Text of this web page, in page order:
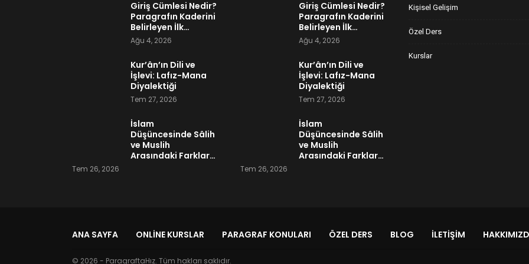
Giriş Cümlesi Nedir?
Paragrafın Kaderini
Belirleyen İlk…
Ağu 4, 2026
Kur’ân’ın Dili ve
İşlevi: Lafız-Mana
Diyalektiği
Tem 27, 2026
İslam
Düşüncesinde Sâlih
ve Muslih
Arasındaki Farklar…
Tem 26, 2026
Giriş Cümlesi Nedir?
Paragrafın Kaderini
Belirleyen İlk…
Ağu 4, 2026
Kur’ân’ın Dili ve
İşlevi: Lafız-Mana
Diyalektiği
Tem 27, 2026
İslam
Düşüncesinde Sâlih
ve Muslih
Arasındaki Farklar…
Tem 26, 2026
Kişisel Gelişim
Özel Ders
Kurslar
ANA SAYFA ONLINE KURSLAR PARAGRAF KONULARI ÖZEL DERS BLOG İLETIŞIM
© 2026 - ParagraftaHız. Tüm hakları saklıdır.